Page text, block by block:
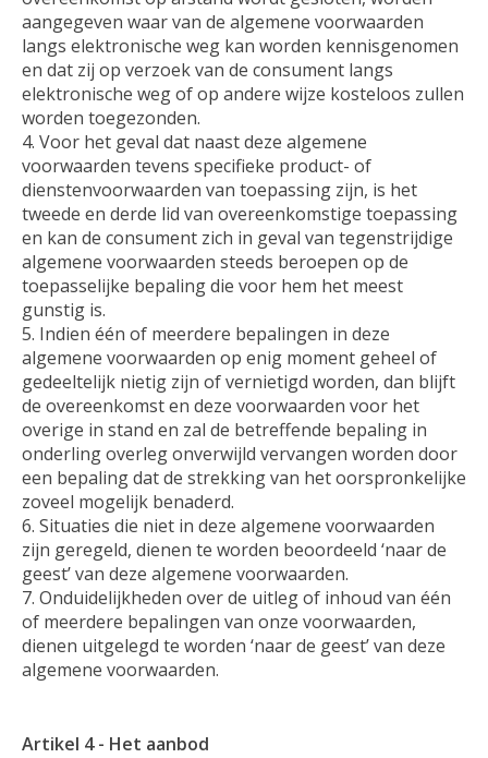
aangegeven waar van de algemene voorwaarden
langs elektronische weg kan worden kennisgenomen
en dat zij op verzoek van de consument langs
elektronische weg of op andere wijze kosteloos zullen
worden toegezonden.
Voor het geval dat naast deze algemene
voorwaarden tevens specifieke product- of
dienstenvoorwaarden van toepassing zijn, is het
tweede en derde lid van overeenkomstige toepassing
en kan de consument zich in geval van tegenstrijdige
algemene voorwaarden steeds beroepen op de
toepasselijke bepaling die voor hem het meest
gunstig is.
Indien één of meerdere bepalingen in deze
algemene voorwaarden op enig moment geheel of
gedeeltelijk nietig zijn of vernietigd worden, dan blijft
de overeenkomst en deze voorwaarden voor het
overige in stand en zal de betreffende bepaling in
onderling overleg onverwijld vervangen worden door
een bepaling dat de strekking van het oorspronkelijke
zoveel mogelijk benaderd.
Situaties die niet in deze algemene voorwaarden
zijn geregeld, dienen te worden beoordeeld ‘naar de
geest’ van deze algemene voorwaarden.
Onduidelijkheden over de uitleg of inhoud van één
of meerdere bepalingen van onze voorwaarden,
dienen uitgelegd te worden ‘naar de geest’ van deze
algemene voorwaarden.
Artikel 4 - Het aanbod